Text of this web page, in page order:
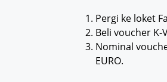
Pergi ke loket
Beli voucher K-
Nominal
EURO.